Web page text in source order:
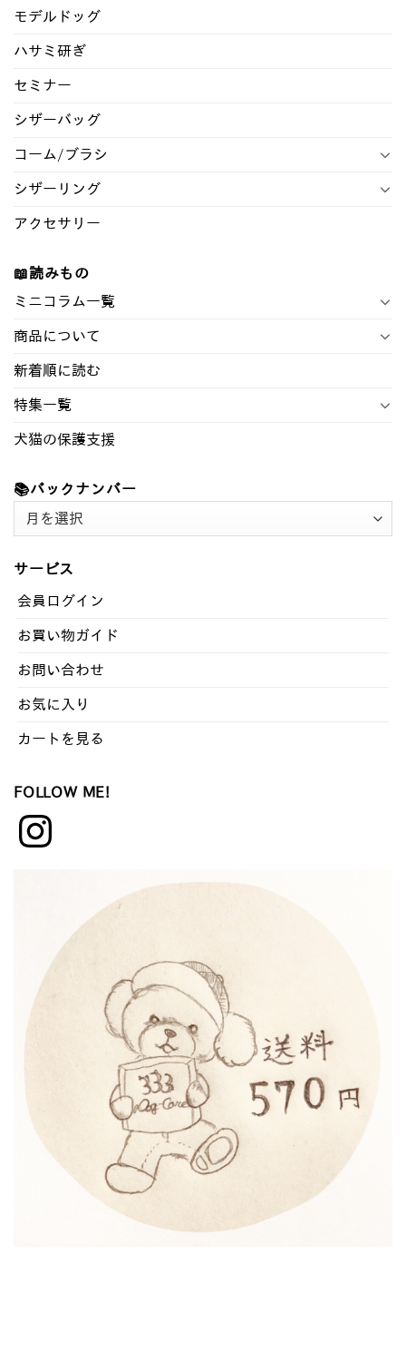
モデルドッグ
ハサミ研ぎ
セミナー
シザーバッグ
コーム/ブラシ
シザーリング
アクセサリー
📖読みもの
ミニコラム一覧
商品について
新着順に読む
特集一覧
犬猫の保護支援
📚バックナンバー
ク
ナ
バ
サービス
会員ログイン
お買い物ガイド
お問い合わせ
お気に入り
カートを見る
FOLLOW ME!
Instagram